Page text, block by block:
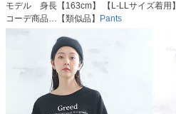
モデル 身長【163cm】 【L-LLサイズ着用】
コーデ商品…【類似品】
Pants